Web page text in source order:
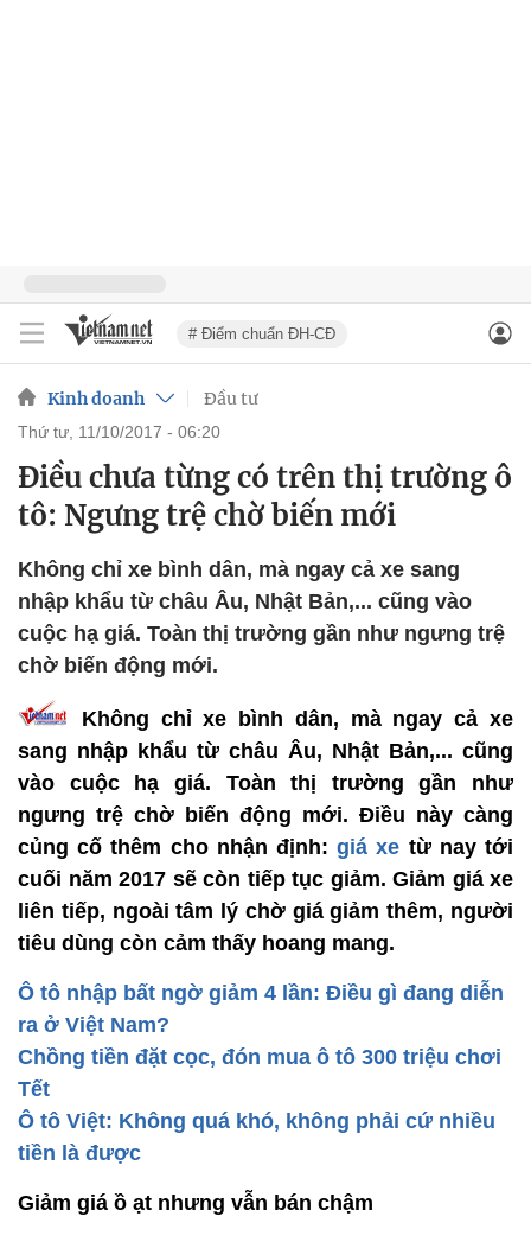
# Điểm chuẩn ĐH-CĐ
Kinh doanh Đầu tư
thứ tư, 11/10/2017 - 06:20
Điều chưa từng có trên thị trường ô
tô: Ngưng trệ chờ biến mới
Không chỉ xe bình dân, mà ngay cả xe sang
nhập khẩu từ châu Âu, Nhật Bản,... cũng vào
cuộc hạ giá. Toàn thị trường gần như ngưng trệ
chờ biến động mới.
Không chỉ xe bình dân, mà ngay cả xe
sang nhập khẩu từ châu Âu, Nhật Bản,... cũng
vào cuộc hạ giá. Toàn thị trường gần như
ngưng trệ chờ biến động mới. Điều này càng
củng cố thêm cho nhận định: giá xe từ nay tới
cuối năm 2017 sẽ còn tiếp tục giảm. Giảm giá xe
liên tiếp, ngoài tâm lý chờ giá giảm thêm, người
tiêu dùng còn cảm thấy hoang mang.
Ô tô nhập bất ngờ giảm 4 lần: Điều gì đang diễn
ra ở Việt Nam?
Chồng tiền đặt cọc, đón mua ô tô 300 triệu chơi
Tết
Ô tô Việt: Không quá khó, không phải cứ nhiều
tiền là được
Giảm giá ồ ạt nhưng vẫn bán chậm